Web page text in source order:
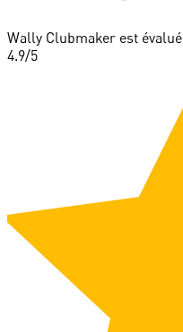
Wally Clubmaker est évalué
4.9/5